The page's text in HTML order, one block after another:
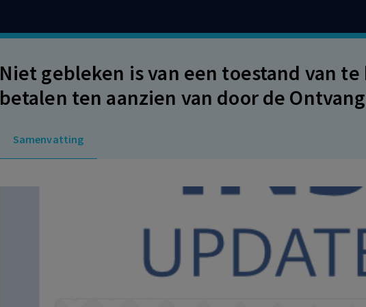
Niet gebleken is van een toestand van
betalen ten aanzien van door de
daaromtrent nog diverse
de situatie waarin de schuldenaar niet
Samenvatting